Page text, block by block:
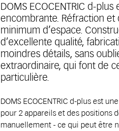
DOMS ECOCENTRIC d-
encombrante. Réfraction
minimum d’espace.
d’excellente qualité,
moindres détails, sans
extraordinaire, qui font de
particulière.
DOMS ECOCENTRIC d-plus est
pour 2 appareils et des positions
manuellement - ce qui peut être